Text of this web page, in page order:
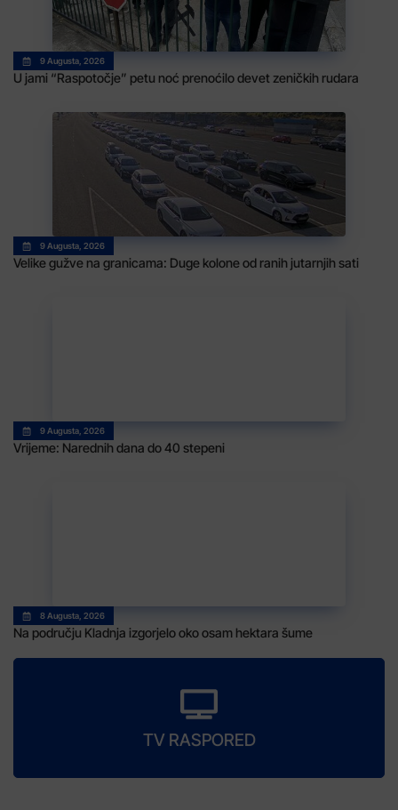
9 Augusta, 2026
U jami “Raspotočje” petu noć prenoćilo devet zeničkih rudara
9 Augusta, 2026
Velike gužve na granicama: Duge kolone od ranih jutarnjih sati
9 Augusta, 2026
Vrijeme: Narednih dana do 40 stepeni
8 Augusta, 2026
Na području Kladnja izgorjelo oko osam hektara šume
TV RASPORED